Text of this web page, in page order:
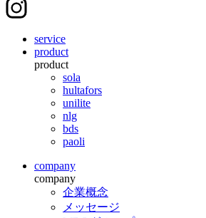
service
product
product
sola
hultafors
unilite
nlg
bds
paoli
company
company
企業概念
メッセージ